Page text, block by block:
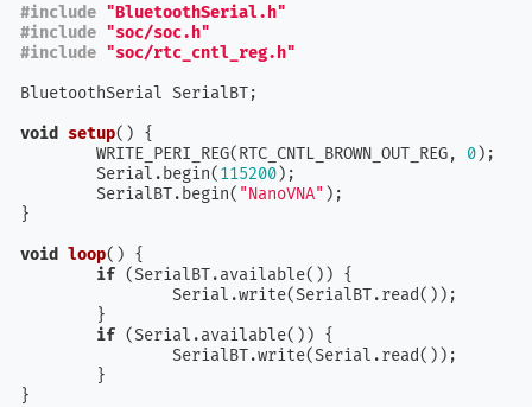
#include "BluetoothSerial.h"
#include "soc/soc.h"
#include "soc/rtc_cntl_reg.h"
BluetoothSerial SerialBT;
void setup() {
	WRITE_PERI_REG(RTC_CNTL_BROWN_OUT_REG,
0);
	Serial.begin(
115200);
	SerialBT.begin(
"NanoVNA" );
}
void loop() {
if (SerialBT.available()) {
if (Serial.available()) {
}